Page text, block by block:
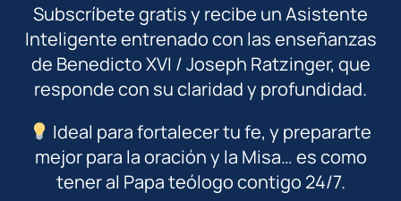
Subscríbete gratis y recibe un Asistente
Inteligente entrenado con las enseñanzas
de Benedicto XVI / Joseph Ratzinger, que
responde con su claridad y profundidad.
Ideal para fortalecer tu fe, y prepararte
mejor para la oración y la Misa… es como
tener al Papa teólogo contigo 24/7.